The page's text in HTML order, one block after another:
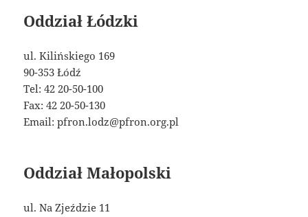
Oddział Łódzki
ul. Kilińskiego 169
90-353 Łódź
Tel: 42 20-50-100
Fax: 42 20-50-130
Email: pfron.lodz@pfron.org.pl
Oddział Małopolski
ul. Na Zjeździe 11